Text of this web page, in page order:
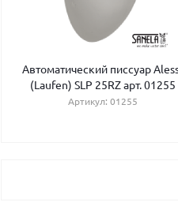
Автоматический писсуар
(Laufen) SLP 25RZ арт. 01255
Артикул: 01255